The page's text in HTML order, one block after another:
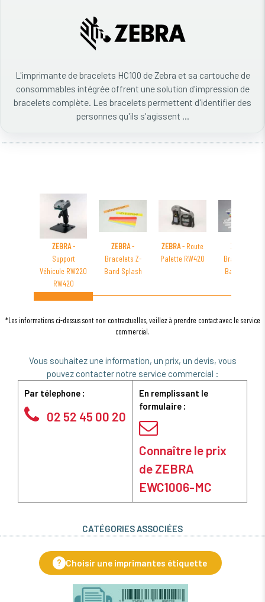
L'imprimante de bracelets HC100 de Zebra et sa cartouche de
consommables intégrée offrent une solution d'impression de
bracelets complète. Les bracelets permettent d'identifier des
personnes qu'ils s'agissent ...
ZEBRA-
Support
Véhicule RW220
RW420
ZEBRA-
Bracelets Z-
Band Splash
ZEBRA- Route
Palette RW420
ZEBRA
Bracelets Z-
Band Direct
*Les informations ci-dessus sont non contractuelles, veillez à prendre contact avec le service
commercial.
Vous souhaitez une information, un prix, un devis, vous
pouvez contacter notre service commercial :
Par télephone :
02 52 45 00 20
En remplissant le
formulaire :
Connaître le prix
de ZEBRA
EWC1006-MC
CATÉGORIES ASSOCIÉES
? Choisir une imprimantes étiquette